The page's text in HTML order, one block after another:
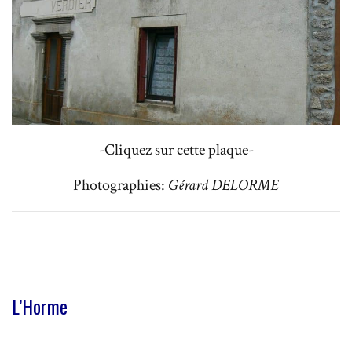
-Cliquez sur cette plaque-
Photographies: Gérard DELORME
L’Horme